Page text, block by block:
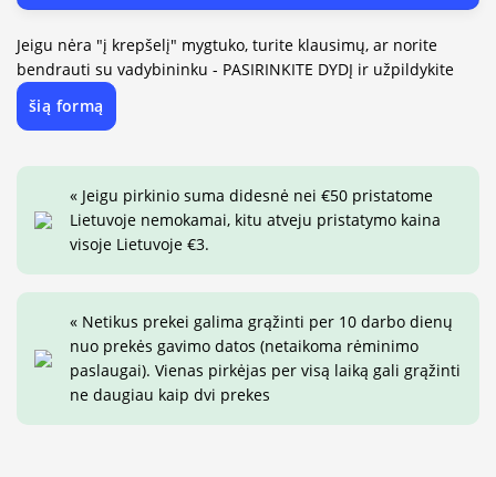
Jeigu nėra "į krepšelį" mygtuko, turite klausimų, ar norite
bendrauti su vadybininku - PASIRINKITE DYDĮ ir užpildykite
šią formą
« Jeigu pirkinio suma didesnė nei €50 pristatome
Lietuvoje nemokamai, kitu atveju pristatymo kaina
visoje Lietuvoje €3.
« Netikus prekei galima grąžinti per 10 darbo dienų
nuo prekės gavimo datos (netaikoma rėminimo
paslaugai). Vienas pirkėjas per visą laiką gali grąžinti
ne daugiau kaip dvi prekes